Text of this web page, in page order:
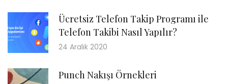
Ücretsiz Telefon Takip Programı ile
Telefon Takibi Nasıl Yapılır?
24 Aralık 2020
Punch Nakışı Örnekleri